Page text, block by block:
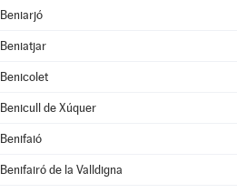
Beniarjó
Beniatjar
Benicolet
Benicull de Xúquer
Benifaió
Benifairó de la Valldigna